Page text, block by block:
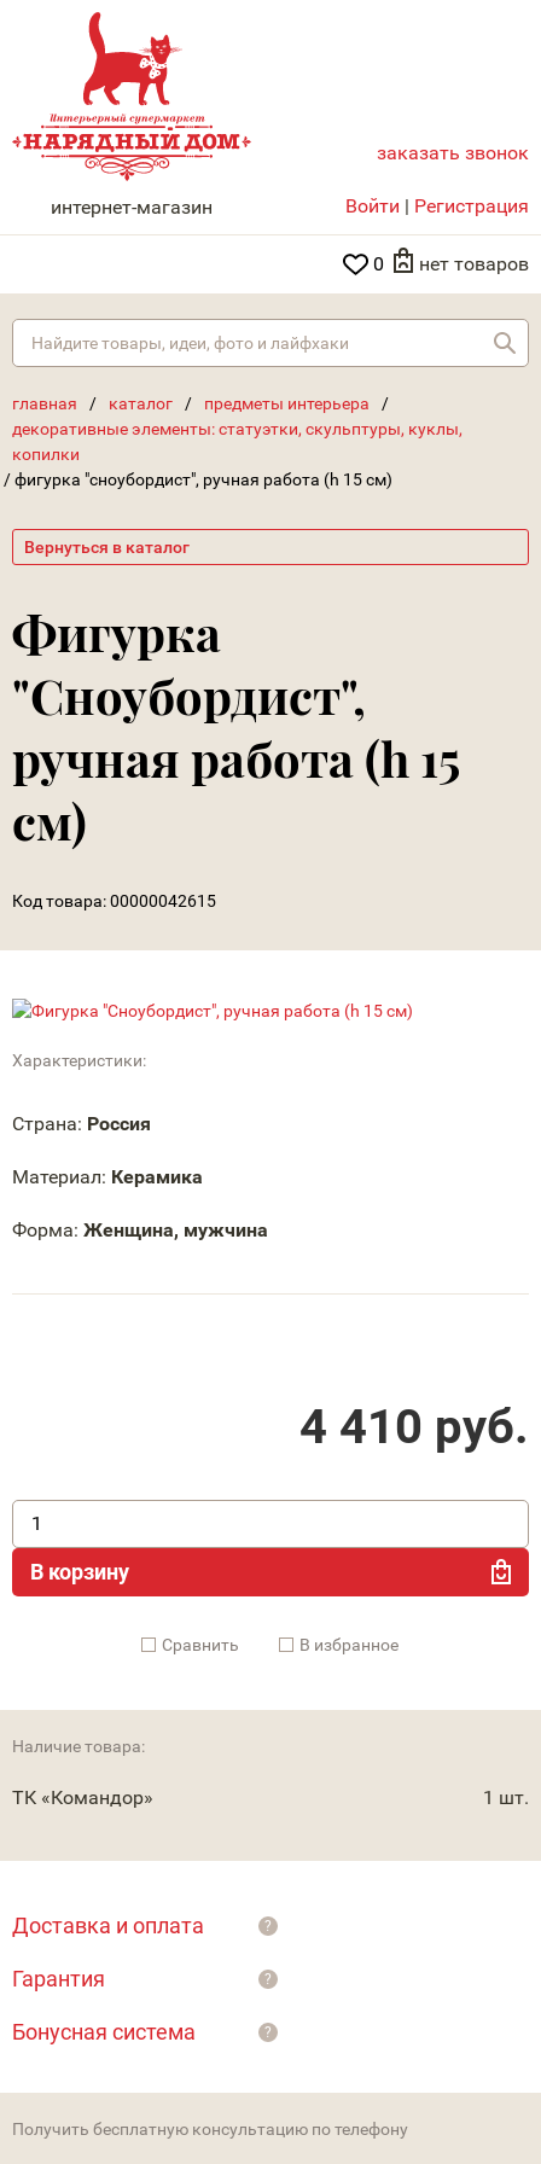
НАРЯДНЫЙ ДОМ
интернет-магазин
заказать звонок
Войти | Регистрация
0 нет товаров
главная / каталог / предметы интерьера
/
декоративные элементы: статуэтки, скульптуры, куклы,
копилки
/фигурка "сноубордист", ручная работа (h 15 см)
Вернуться в каталог
Фигурка
"Сноубордист",
ручная работа (h 15
см)
Код товара:00000042615
Характеристики:
Страна: Россия
Материал: Керамика
Форма: Женщина, мужчина
4 410 руб.
В корзину
Cравнить В избранное
Наличие товара:
ТК «Командор» 1 шт.
Доставка и оплата ?
Гарантия ?
Бонусная система ?
Получить бесплатную консультацию по телефону